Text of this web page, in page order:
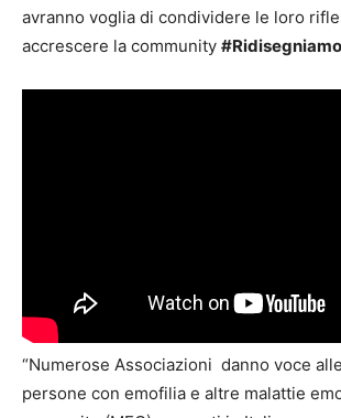
avranno voglia di condividere le loro
accrescere la community
“Numerose Associazioni danno voce
persone con emofilia e altre malattie